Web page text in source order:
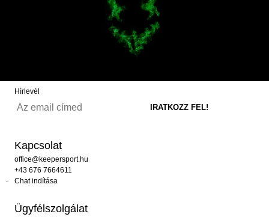
Hírlevél
Kapcsolat
office@keepersport.hu
+43 676 7664611
Chat indítása
Ügyfélszolgálat